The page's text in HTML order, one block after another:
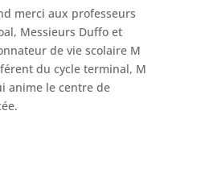
merci aux professeurs
Messieurs Duffo et
de vie scolaire M
du cycle terminal, M
anime le centre de